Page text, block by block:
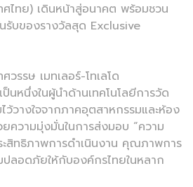
ทศไทย) เดินหน้าสู่อนาคต พร้อมชวน
รับของรางวัลสุด Exclusive
วรรษ เมทเลอร์-โทเลโด
ป็นหนึ่งในผู้นำด้านเทคโนโลยีการวัด
ไว้วางใจจากภาคอุตสาหกรรมและห้อง
ความมุ่งมั่นในการส่งมอบ “ความ
ะสิทธิภาพการดำเนินงาน คุณภาพการ
ลอดภัยให้กับองค์กรไทยในหลาก